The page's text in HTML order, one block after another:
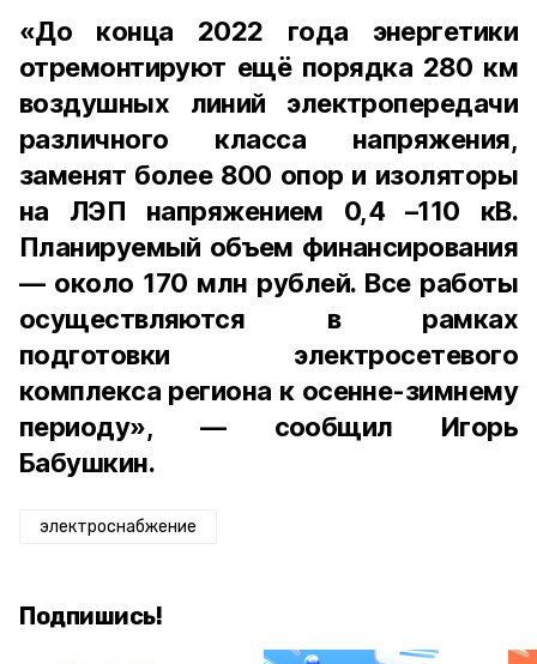
«До конца 2022 года энергетики
отремонтируют ещё порядка 280 км
воздушных линий электропередачи
различного класса напряжения,
заменят более 800 опор и изоляторы
на ЛЭП напряжением 0,4 –110 кВ.
Планируемый объем финансирования
— около 170 млн рублей. Все работы
осуществляются в рамках
подготовки электросетевого
комплекса региона к осенне-зимнему
периоду», — сообщил Игорь
Бабушкин.
электроснабжение
Подпишись!